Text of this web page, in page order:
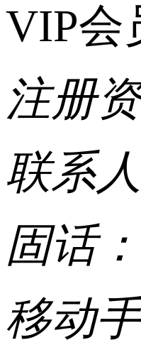
VIP会
注册
联系
固话：
移动